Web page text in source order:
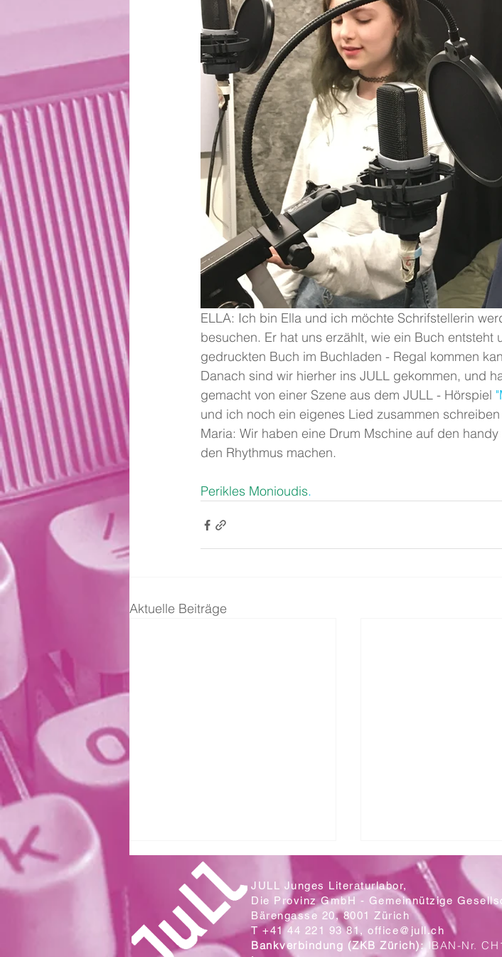
ELLA: Ich bin Ella und ich möchte Schrifstellerin
besuchen. Er hat uns erzählt, wie ein Buch
gedruckten Buch im Buchladen - Regal kommen
Danach sind wir hierher ins JULL gekommen, und
gemacht von einer Szene aus dem JULL - Hörspiel
und ich noch ein eigenes Lied zusammen
Maria: Wir haben eine Drum Mschine auf den
den Rhythmus machen.
Perikles Monioudis.
Aktuelle Beiträge
JULL Junges Literaturlabor,
Die Provinz GmbH - Gemeinnützige
Bärengasse 20, 8001 Zürich
T +41 44 221 93 81, office@jull.ch
Bankverbindung (ZKB Zürich): IBAN-Nr.